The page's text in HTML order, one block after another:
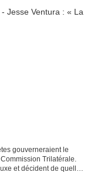
gouverneraient le
Trilatérale.
et décident de quelle